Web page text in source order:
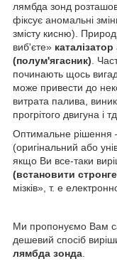
лямбда зонд
фіксує аномальні
змісту кисню).
виб'єте» каталізатор
(полум'ягасник) .
починають щось
може привести до
витрата палива,
прогрітого двигуна і
Оптимальне рішення
(оригінальний або
якщо Ви все-таки
(встановити
мізків», т. е
Ми пропонуємо Вам
дешевий спосіб
лямбда зонда